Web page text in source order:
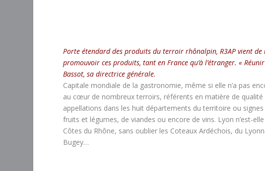
Porte étendard des produits du terroir rhônalpin, R3AP vient
promouvoir ces produits, tant en France qu’à l’étranger. «
Bassot, sa directrice générale.
Capitale mondiale de la gastronomie, même si elle n’a pas
au cœur de nombreux terroirs, référents en matière de
appellations dans les huit départements du territoire ou
fruits et légumes, de viandes ou encore de vins. Lyon n’est-
Côtes du Rhône, sans oublier les Coteaux Ardéchois, du
Bugey…